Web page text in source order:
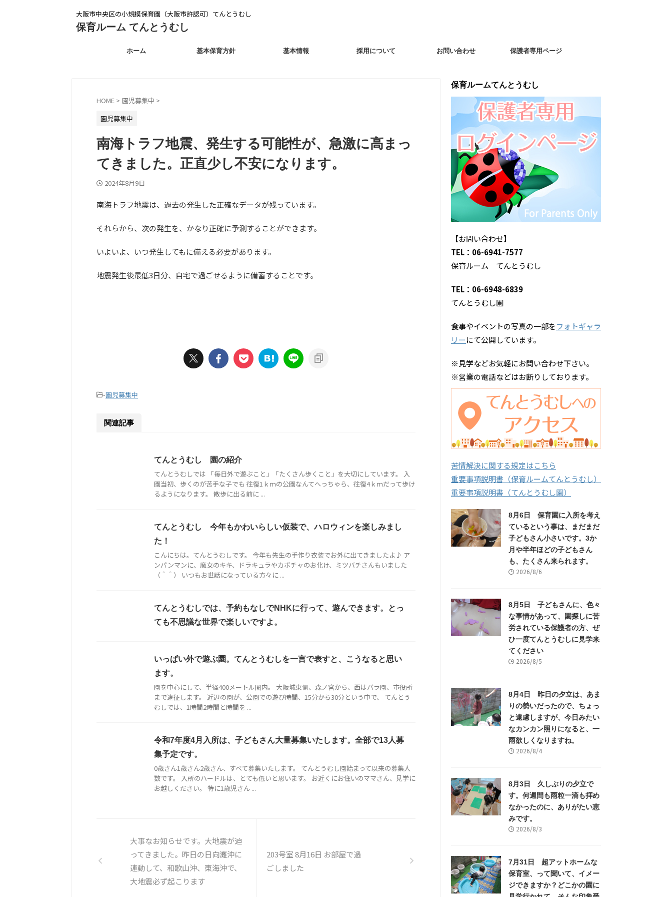
大阪市中央区の小規模保育園（大阪市許認可）てんとうむし
保育ルーム てんとうむし
ホーム 基本保育方針 基本情報 採用について お問い合わせ 保護者専用ページ
HOME > 園児募集中 >
園児募集中
南海トラフ地震、発生する可能性が、急激に高まっ
てきました。正直少し不安になります。
2024年8月9日
南海トラフ地震は、過去の発生した正確なデータが残っています。
それらから、次の発生を、かなり正確に予測することができます。
いよいよ、いつ発生してもに備える必要があります。
地震発生後最低3日分、自宅で過ごせるように備蓄することです。
-園児募集中
関連記事
てんとうむし 園の紹介
てんとうむしでは 「毎日外で遊ぶこと」「たくさん歩くこと」を大切にしています。 入
園当初、歩くのが苦手な子でも 往復1ｋｍの公園なんてへっちゃら、往復4ｋｍだって歩け
るようになります。 散歩に出る前に ...
てんとうむし 今年もかわいらしい仮装で、ハロウィンを楽しみまし
た！
こんにちは。てんとうむしです。 今年も先生の手作り衣装でお外に出てきましたよ♪ ア
ンパンマンに、魔女のキキ、ドラキュラやカボチャのお化け、ミツバチさんもいました
（＾＾） いつもお世話になっている方々に ...
てんとうむしでは、予約もなしでNHKに行って、遊んできます。とっ
ても不思議な世界で楽しいですよ。
いっぱい外で遊ぶ園。てんとうむしを一言で表すと、こうなると思い
ます。
園を中心にして、半径400メートル圏内。 大阪城東側、森ノ宮から、西はバラ園、市役所
まで遠征します。 近辺の園が、公園での遊び時間、15分から30分という中で、 てんとう
むしでは、1時間2時間と時間を ...
令和7年度4月入所は、子どもさん大量募集いたします。全部で13人募
集予定です。
0歳さん1歳さん2歳さん、すべて募集いたします。 てんとうむし園始まって以来の募集人
数です。 入所のハードルは、とても低いと思います。 お近くにお住いのママさん、見学に
お越しください。 特に1歳児さん ...
大事なお知らせです。大地震が迫
ってきました。昨日の日向灘沖に
連動して、和歌山沖、東海沖で、
大地震必ず起こります
203号室 8月16日 お部屋で過
ごしました
保育ルームてんとうむし
【お問い合わせ】
TEL：06-6941-7577
保育ルーム てんとうむし
TEL：06-6948-6839
てんとうむし園
食事やイベントの写真の一部をフォトギャラ
リーにて公開しています。
※見学などお気軽にお問い合わせ下さい。
※営業の電話などはお断りしております。
苦情解決に関する規定はこちら
重要事項説明書（保育ルームてんとうむし）
重要事項説明書（てんとうむし園）
8月6日 保育園に入所を考え
ているという事は、まだまだ
子どもさん小さいです。3か
月や半年ほどの子どもさん
も、たくさん来られます。
2026/8/6
8月5日 子どもさんに、色々
な事情があって、園探しに苦
労されている保護者の方、ぜ
ひ一度てんとうむしに見学来
てください
2026/8/5
8月4日 昨日の夕立は、あま
りの勢いだったので、ちょっ
と遠慮しますが、今日みたい
なカンカン照りになると、一
雨欲しくなりますね。
2026/8/4
8月3日 久しぶりの夕立で
す。何週間も雨粒一滴も拝め
なかったのに、ありがたい恵
みです。
2026/8/3
7月31日 超アットホームな
保育室、って聞いて、イメー
ジできますか？どこかの園に